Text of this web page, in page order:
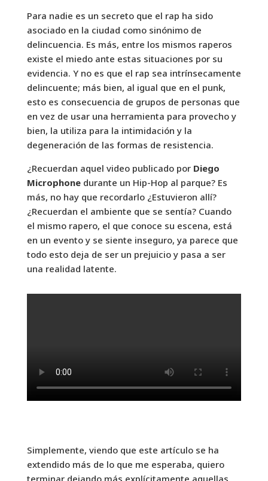
Para nadie es un secreto que el rap ha sido
asociado en la ciudad como sinónimo de
delincuencia. Es más, entre los mismos raperos
existe el miedo ante estas situaciones por su
evidencia. Y no es que el rap sea intrínsecamente
delincuente; más bien, al igual que en el punk,
esto es consecuencia de grupos de personas que
en vez de usar una herramienta para provecho y
bien, la utiliza para la intimidación y la
degeneración de las formas de resistencia.
¿Recuerdan aquel video publicado por Diego
Microphonedurante un Hip-Hop al parque? Es
más, no hay que recordarlo ¿Estuvieron allí?
¿Recuerdan el ambiente que se sentía? Cuando
el mismo rapero, el que conoce su escena, está
en un evento y se siente inseguro, ya parece que
todo esto deja de ser un prejuicio y pasa a ser
una realidad latente.
Simplemente, viendo que este artículo se ha
extendido más de lo que me esperaba, quiero
terminar dejando más explícitamente aquellas